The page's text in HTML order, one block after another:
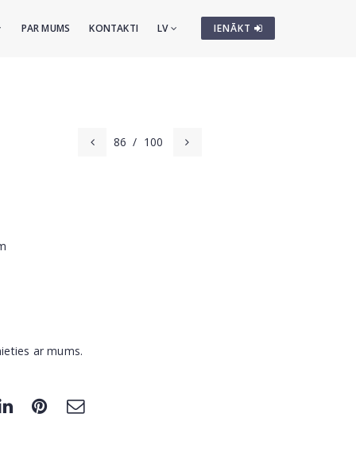
IENĀKT
PAR MUMS KONTAKTI LV
86 / 100
ar mums.